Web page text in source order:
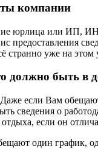
компании
юрлица или ИП,
предоставления
странно уже на этом
должно быть в
если Вам
сведения о
если он
один график,